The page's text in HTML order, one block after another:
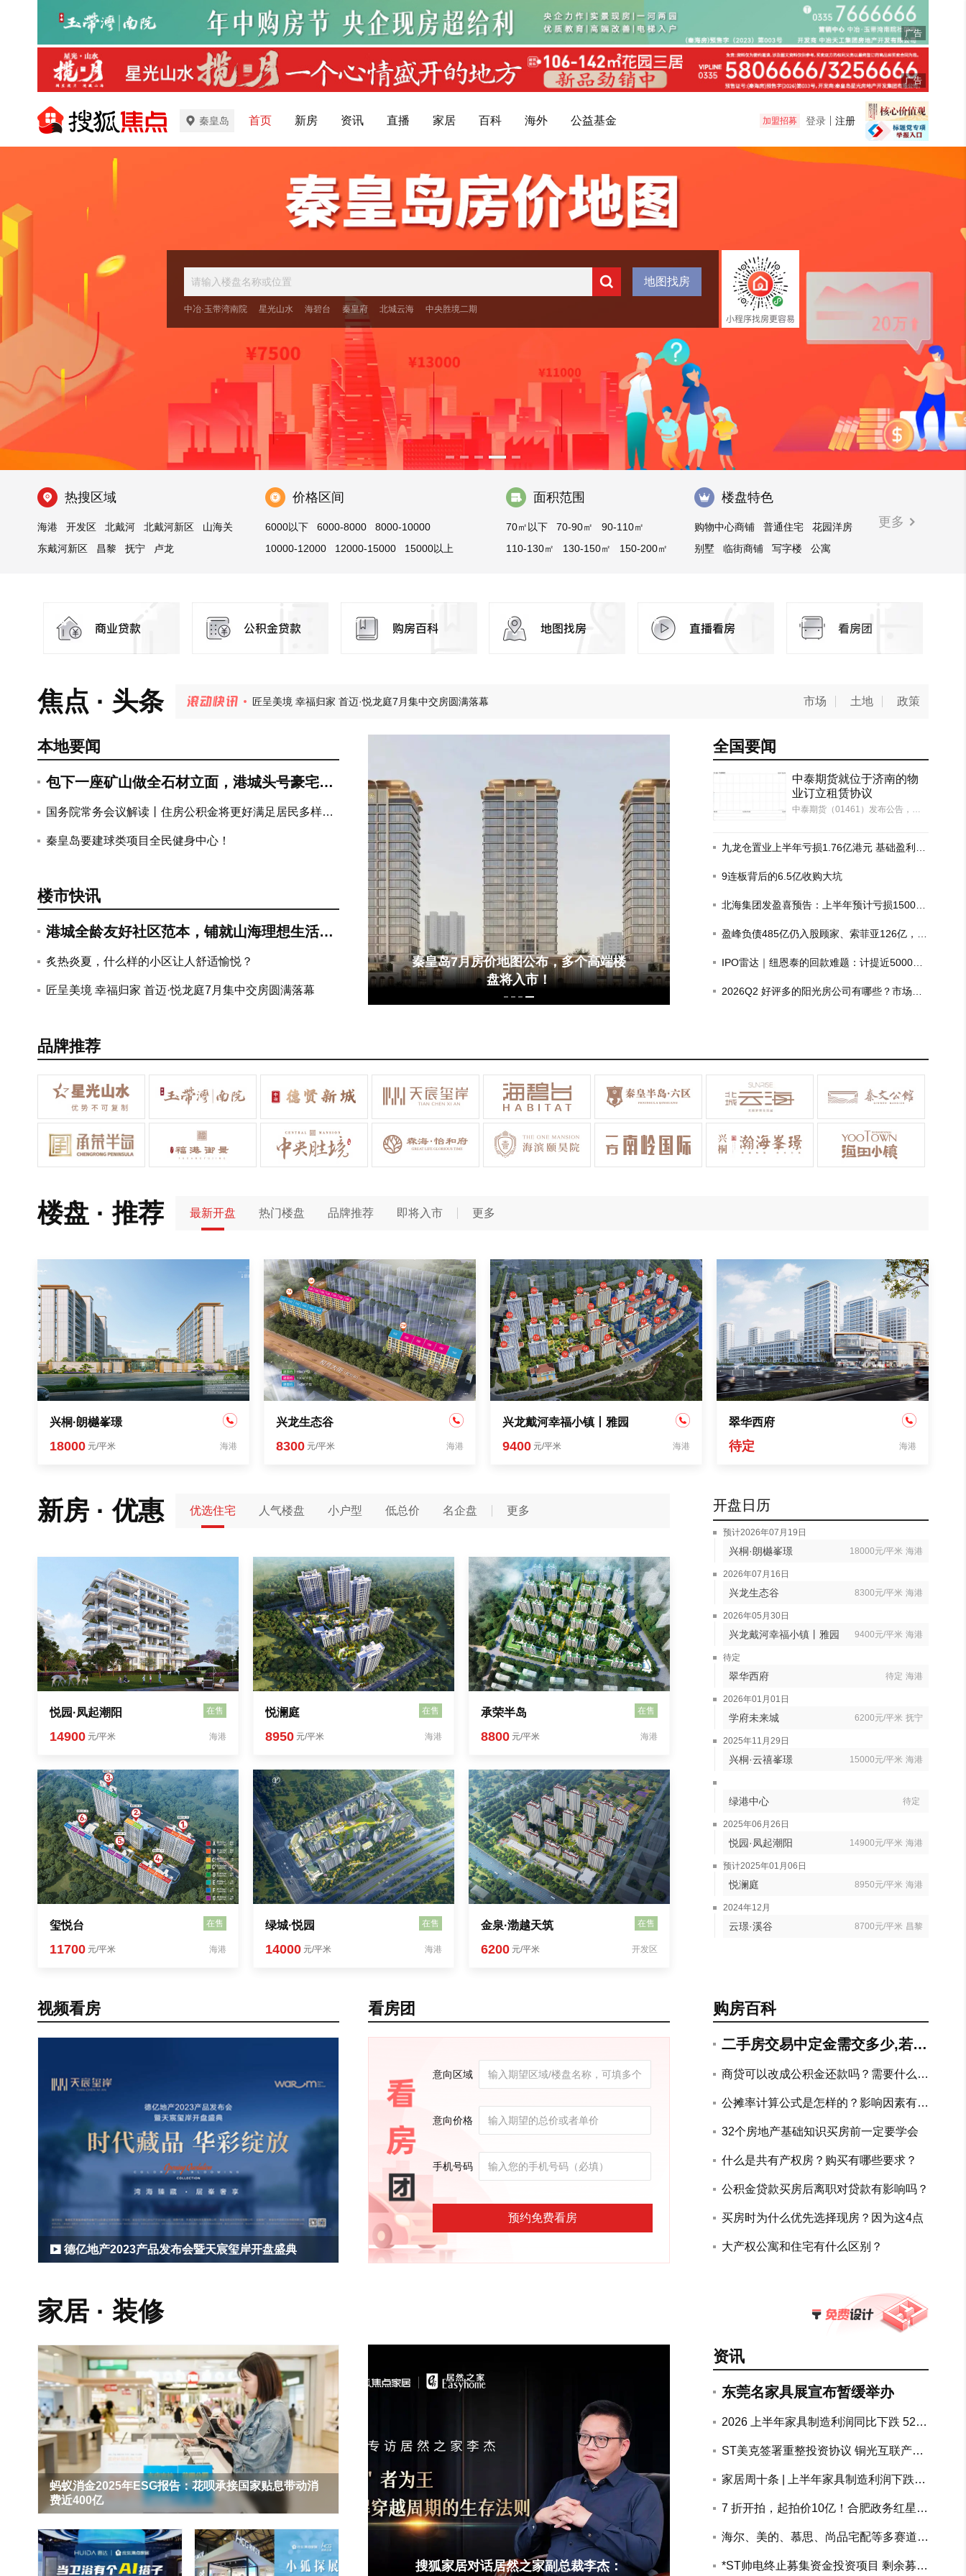
广告
广告
秦皇岛 首页 新房 资讯 直播 家居 百科 海外 公益基金 加盟招募 登录 注册
地图找房
中冶·玉带湾南院 星光山水 海碧台 秦皇府 北城云海 中央胜境二期
热搜区域
海港 开发区 北戴河 北戴河新区
山海关
东戴河新区
昌黎 抚宁
卢龙
价格区间
6000以下 6000-8000
8000-10000
10000-12000
12000-15000 15000以上
面积范围
70㎡以下 70-90㎡
90-110㎡
110-130㎡
130-150㎡
150-200㎡
楼盘特色
购物中心商铺 普通住宅
花园洋房
别墅
临街商铺 写字楼 公寓
更多
焦点 · 头条
宇树双旗舰机器人空降！秦皇岛智能机器人全场景社区火了！
市场 土地 政策
本地要闻
包下一座矿山做全石材立面，港城头号豪宅还
藏着多少秘密？
国务院常务会议解读丨住房公积金将更好满足居民多样化
秦皇岛要建球类项目全民健身中心！
楼市快讯
港城全龄友好社区范本，铺就山海理想生活长
炙热炎夏，什么样的小区让人舒适愉悦？
匠呈美境 幸福归家 首迈·悦龙庭7月集中交房圆满落幕
秦皇岛惊现600㎡超级豪宅，一层一
关于进一步优化住房公积金使用政策
秦皇岛7月房价地图公布，多个高端楼
盘将入市！
全国要闻
中泰期货就位于济南的物
业订立租赁协议
中泰期货（01461）发布公告，于2
汇融资本（作为承租人）分别与齐
鲁中泰物业（作为出租人）订立租
由2026年10月…
九龙仓置业上半年亏损1.76亿港元 基础盈利增
9连板背后的6.5亿收购大坑
北海集团发盈喜预告：上半年预计亏损1500
盈峰负债485亿仍入股顾家、索菲亚126亿，这
IPO雷达｜纽恩泰的回款难题：计提近5000万
2026Q2 好评多的阳光房公司有哪些？市场现
品牌推荐
楼盘 · 推荐 最新开盘 热门楼盘 品牌推荐 即将入市 更多
兴桐·朗樾峯璟
18000 元/平米 海港
兴龙生态谷
8300 元/平米 海港
兴龙戴河幸福小镇丨雅园
9400 元/平米 海港
翠华西府
待定 海港
新房 · 优惠 优选住宅 人气楼盘 小户型 低总价 名企盘 更多
悦园·凤起潮阳 在售
14900 元/平米 海港
悦澜庭 在售
8950 元/平米 海港
承荣半岛 在售
8800 元/平米 海港
玺悦台 在售
11700 元/平米 海港
绿城·悦园 在售
14000 元/平米 海港
金泉·渤越天筑 在售
6200 元/平米 开发区
视频看房
德亿地产2023产品发布会暨天宸玺岸开盘盛典
看房团
意向区域
意向价格
手机号码
预约免费看房
开盘日历
预计2026年07月19日
兴桐·朗樾峯璟 18000元/平米 海港
2026年07月16日
兴龙生态谷 8300元/平米 海港
2026年05月30日
兴龙戴河幸福小镇丨雅园 9400元/平米 海港
待定
翠华西府 待定 海港
2026年01月01日
学府未来城 6200元/平米 抚宁
2025年11月29日
兴桐·云禧峯璟 15000元/平米 海港
绿港中心 待定
2025年06月26日
悦园·凤起潮阳 14900元/平米 海港
预计2025年01月06日
悦澜庭 8950元/平米 海港
2024年12月
云璟·溪谷 8700元/平米 昌黎
购房百科
二手房交易中定金需交多少,若违
约如何赔付?
商贷可以改成公积金还款吗？需要什么手
公摊率计算公式是怎样的？影响因素有哪
32个房地产基础知识买房前一定要学会
什么是共有产权房？购买有哪些要求？
公积金贷款买房后离职对贷款有影响吗？
买房时为什么优先选择现房？因为这4点
大产权公寓和住宅有什么区别？
家居 · 装修
蚂蚁消金2025年ESG报告：花呗承接国家贴息带动消
费近400亿
千年舟寻福记·让非遗回家第二季可持 搜狐家居对话居然之家副总裁李杰： 搜狐专访美巢张经甫 | 十年价值攀登
资讯
东莞名家具展宣布暂缓举办
2026 上半年家具制造利润同比下跌 52.
ST美克签署重整投资协议 铜光互联产融
家居周十条 | 上半年家具制造利润下跌5
康公示家具电商黑白名单…
7 折开拍，起拍价10亿！合肥政务红星美
海尔、美的、慕思、尚品宅配等多赛道头
*ST帅电终止募集资金投资项目 剩余募资